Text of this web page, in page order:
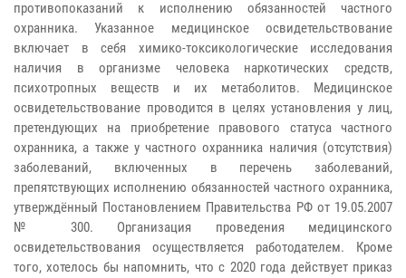
противопоказаний к исполнению обязанностей частного
охранника. Указанное медицинское освидетельствование
включает в себя химико-токсикологические исследования
наличия в организме человека наркотических средств,
психотропных веществ и их метаболитов. Медицинское
освидетельствование проводится в целях установления у лиц,
претендующих на приобретение правового статуса частного
охранника, а также у частного охранника наличия (отсутствия)
заболеваний, включенных в перечень заболеваний,
препятствующих исполнению обязанностей частного охранника,
утверждённый Постановлением Правительства РФ от 19.05.2007
№ 300. Организация проведения медицинского
освидетельствования осуществляется работодателем. Кроме
того, хотелось бы напомнить, что с 2020 года действует приказ